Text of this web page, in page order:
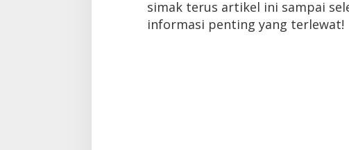
simak terus artikel ini sampai
informasi penting yang terlewat!